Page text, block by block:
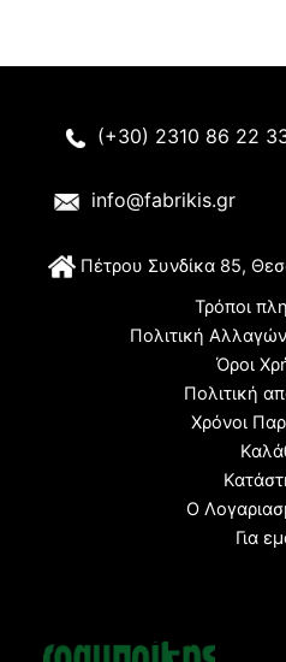
(+30) 2310 86 22
info@fabrikis.gr
Πέτρου Συνδίκα 85,
Τρόποι
Πολιτική
Όροι
Πολιτική
Χρόνοι
Ο
Για